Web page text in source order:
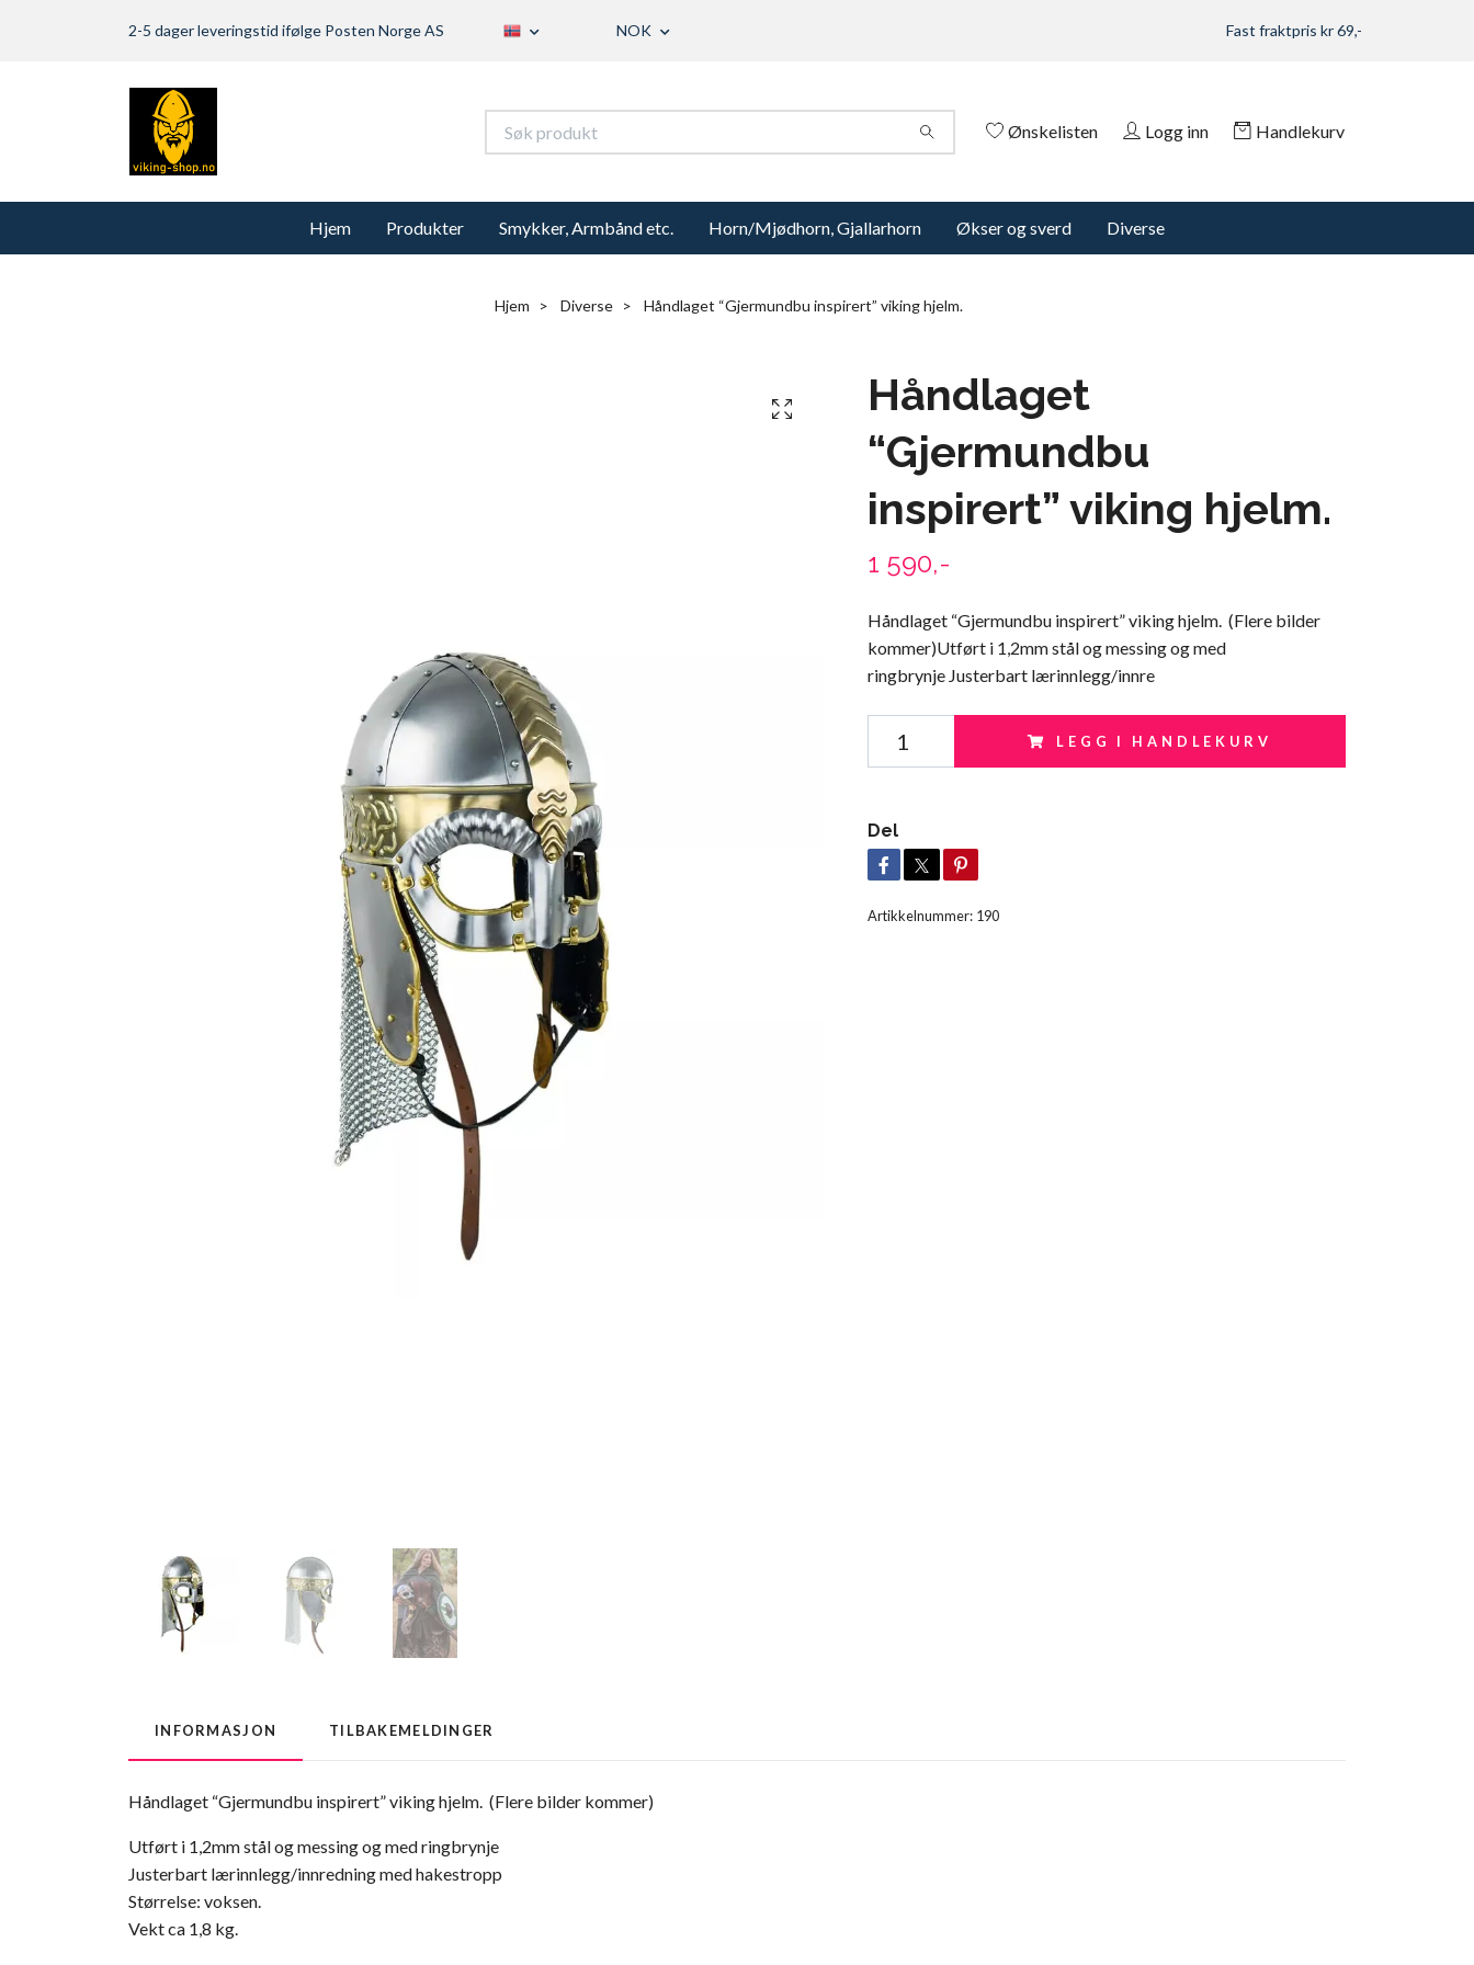
2-5 dager leveringstid ifølge Posten Norge AS NOK Fast fraktpris kr 69,-
Ønskelisten Logg inn Handlekurv
Hjem Produkter Smykker, Armbånd etc. Horn/Mjødhorn, Gjallarhorn Økser og sverd Diverse
Hjem Diverse Håndlaget “Gjermundbu inspirert” viking hjelm.
Håndlaget
“Gjermundbu
inspirert” viking hjelm.
1 590,-
Håndlaget “Gjermundbu inspirert” viking hjelm. (Flere bilder
kommer)Utført i 1,2mm stål og messing og med
ringbrynje Justerbart lærinnlegg/innre
LEGG I HANDLEKURV
Del
Artikkelnummer: 190
INFORMASJON TILBAKEMELDINGER
Håndlaget “Gjermundbu inspirert” viking hjelm. (Flere bilder kommer)
Utført i 1,2mm stål og messing og med ringbrynje
Justerbart lærinnlegg/innredning med hakestropp
Størrelse: voksen.
Vektca 1,8 kg.